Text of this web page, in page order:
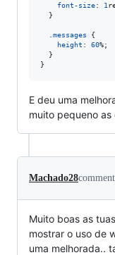
font-size: 1
  }
messages {
height : 60%;
  }
}
E deu uma
muito pequeno as
Machado28
Muito boas as
mostrar o uso de
uma melhorada..